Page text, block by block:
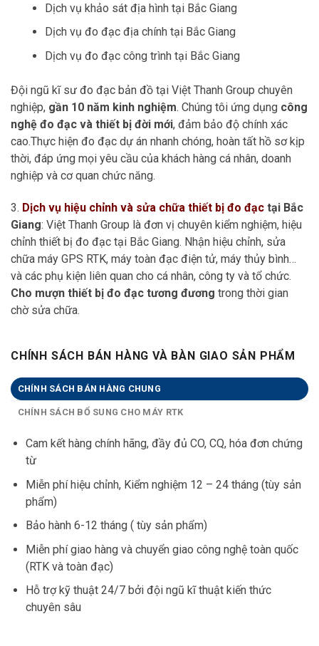
Dịch vụ khảo sát địa hình tại Bắc Giang
Dịch vụ đo đạc địa chính tại Bắc Giang
Dịch vụ đo đạc công trình tại Bắc Giang
Đội ngũ kĩ sư đo đạc bản đồ tại Việt Thanh Group chuyên
nghiệp, gần 10 năm kinh nghiệm. Chúng tôi ứng dụng công
nghệ đo đạc và thiết bị đời mới, đảm bảo độ chính xác
cao.Thực hiện đo đạc dự án nhanh chóng, hoàn tất hồ sơ kịp
thời, đáp ứng mọi yêu cầu của khách hàng cá nhân, doanh
nghiệp và cơ quan chức năng.
3. Dịch vụ hiệu chỉnh và sửa chữa thiết bị đo đạc tại Bắc
Giang: Việt Thanh Group là đơn vị chuyên kiểm nghiệm, hiệu
chỉnh thiết bị đo đạc tại Bắc Giang. Nhận hiệu chỉnh, sửa
chữa máy GPS RTK, máy toàn đạc điện tử, máy thủy bình…
và các phụ kiện liên quan cho cá nhân, công ty và tổ chức.
Cho mượn thiết bị đo đạc tương đương trong thời gian
chờ sửa chữa.
CHÍNH SÁCH BÁN HÀNG VÀ BÀN GIAO SẢN PHẨM
CHÍNH SÁCH BÁN HÀNG CHUNG
CHÍNH SÁCH BỔ SUNG CHO MÁY RTK
Cam kết hàng chính hãng, đầy đủ CO, CQ, hóa đơn chứng
từ
Miễn phí hiệu chỉnh, Kiểm nghiệm 12 – 24 tháng (tùy sản
phẩm)
Bảo hành 6-12 tháng ( tùy sản phẩm)
Miễn phí giao hàng và chuyển giao công nghệ toàn quốc
(RTK và toàn đạc)
Hỗ trợ kỹ thuật 24/7 bởi đội ngũ kĩ thuật kiến thức
chuyên sâu